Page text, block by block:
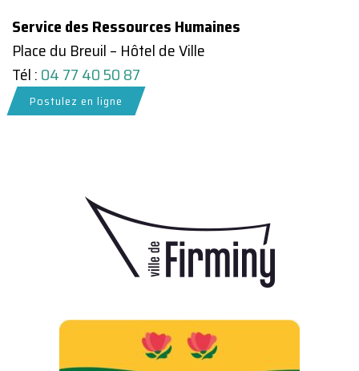
Service des Ressources Humaines
Place du Breuil – Hôtel de Ville
Tél :04 77 40 50 87
Postulez en ligne